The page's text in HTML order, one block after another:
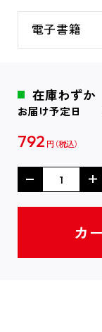
電子書籍
在庫わずか
お届け予定日
792 円